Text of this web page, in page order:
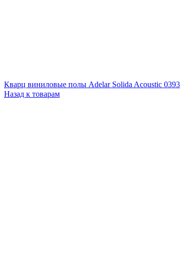
Кварц виниловые полы Adelar Solida Acoustic
Назад к товарам